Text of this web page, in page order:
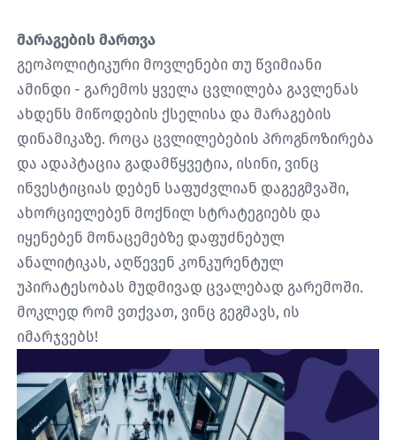
მარაგების მართვა
გეოპოლიტიკური მოვლენები თუ წვიმიანი
ამინდი - გარემოს ყველა ცვლილება გავლენას
ახდენს მიწოდების ქსელისა და მარაგების
დინამიკაზე. როცა ცვლილებების პროგნოზირება
და ადაპტაცია გადამწყვეტია, ისინი, ვინც
ინვესტიციას დებენ საფუძვლიან დაგეგმვაში,
ახორციელებენ მოქნილ სტრატეგიებს და
იყენებენ მონაცემებზე დაფუძნებულ
ანალიტიკას, აღწევენ კონკურენტულ
უპირატესობას მუდმივად ცვალებად გარემოში.
მოკლედ რომ ვთქვათ, ვინც გეგმავს, ის
იმარჯვებს!